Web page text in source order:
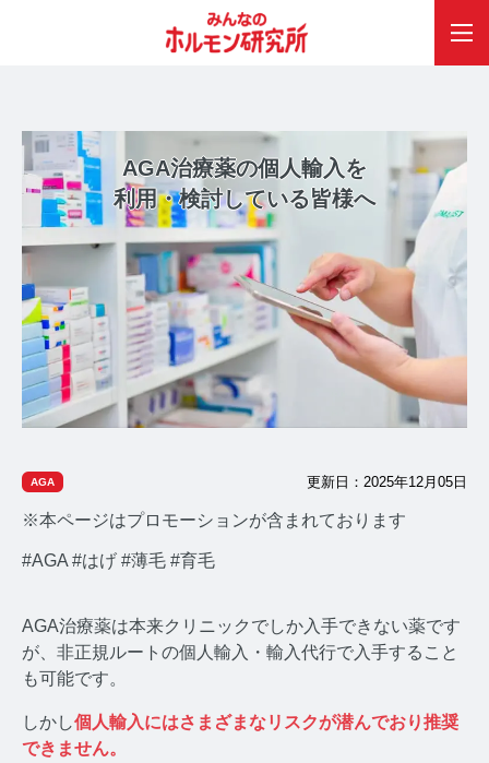
みんなのホルモン研究所 TOP
メディアコンセプト
AGA
AGA治療薬の個人輸入を
利用・検討している皆様へ
AGA 更新日：2025年12月05日
※本ページはプロモーションが含まれております
#AGA #はげ #薄毛 #育毛
AGA治療薬は本来クリニックでしか入手できない薬です
が、非正規ルートの個人輸入・輸入代行で入手すること
も可能です。
しかし個人輸入にはさまざまなリスクが潜んでおり推奨
できません。